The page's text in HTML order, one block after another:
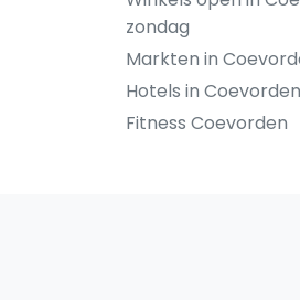
zondag
Markten in
Hotels in Coevorden
Fitness Coevorden